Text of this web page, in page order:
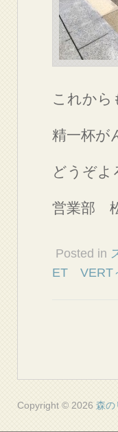
これか
精一杯が
どうぞよ
営業部
Posted in
ET VERT
Copyright © 2026 森の